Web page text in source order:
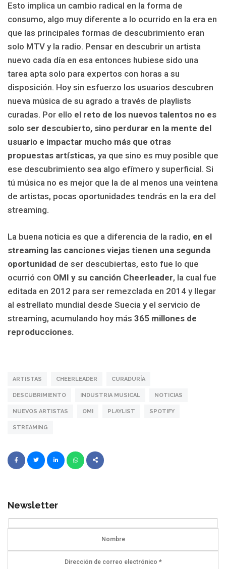
Esto implica un cambio radical en la forma de
consumo, algo muy diferente a lo ocurrido en la era en
que las principales formas de descubrimiento eran
solo MTV y la radio. Pensar en descubrir un artista
nuevo cada día en esa entonces hubiese sido una
tarea apta solo para expertos con horas a su
disposición. Hoy sin esfuerzo los usuarios descubren
nueva música de su agrado a través de playlists
curadas. Por ello el reto de los nuevos talentos no es
solo ser descubierto, sino perdurar en la mente del
usuario e impactar mucho más que otras
propuestas artísticas, ya que sino es muy posible que
ese descubrimiento sea algo efímero y superficial. Si
tú música no es mejor que la de al menos una veintena
de artistas, pocas oportunidades tendrás en la era del
streaming.
La buena noticia es que a diferencia de la radio, en el
streaming las canciones viejas tienen una segunda
oportunidad de ser descubiertas, esto fue lo que
ocurrió con OMI y su canción Cheerleader, la cual fue
editada en 2012 para ser remezclada en 2014 y llegar
al estrellato mundial desde Suecia y el servicio de
streaming, acumulando hoy más 365 millones de
reproducciones.
ARTISTAS CHEERLEADER CURADURÍA
DESCUBRIMIENTO INDUSTRIA MUSICAL NOTICIAS
NUEVOS ARTISTAS OMI PLAYLIST SPOTIFY
STREAMING
Newsletter